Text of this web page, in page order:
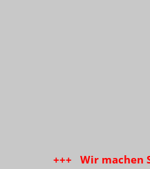
+++ Wir machen